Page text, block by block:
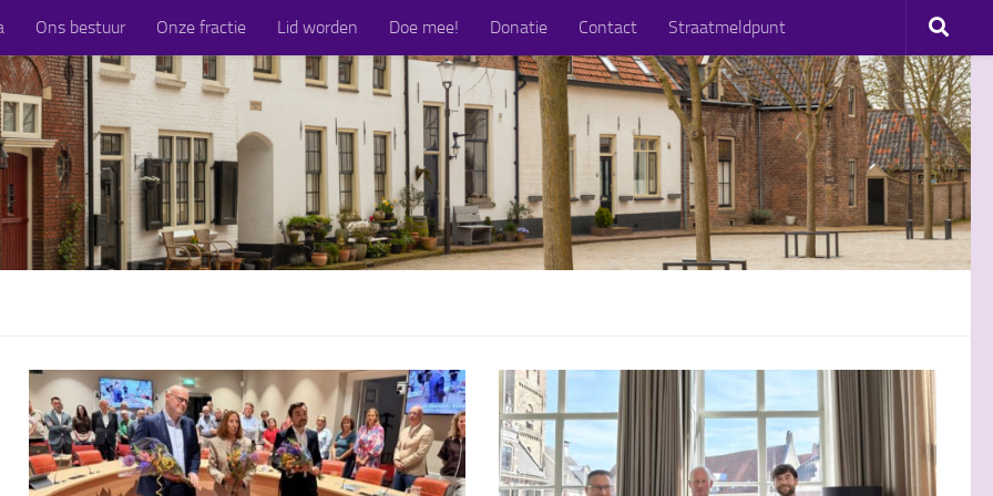
Ons bestuur Onze fractie Lid worden Doe mee! Donatie Contact Straatmeldpunt